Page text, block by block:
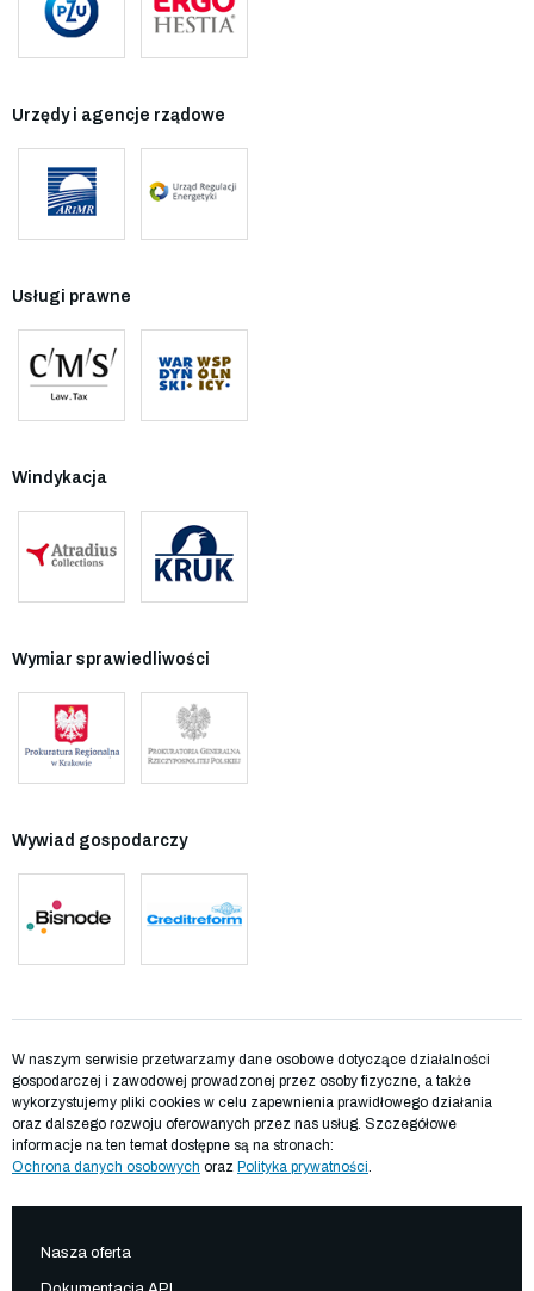
Urzędy i agencje rządowe
Usługi prawne
Windykacja
Wymiar sprawiedliwości
Wywiad gospodarczy
W naszym serwisie przetwarzamy dane osobowe dotyczące działalności
gospodarczej i zawodowej prowadzonej przez osoby fizyczne, a także
wykorzystujemy pliki cookies w celu zapewnienia prawidłowego działania
oraz dalszego rozwoju oferowanych przez nas usług. Szczegółowe
informacje na ten temat dostępne są na stronach:
Ochrona danych osobowych oraz Polityka prywatności.
Nasza oferta